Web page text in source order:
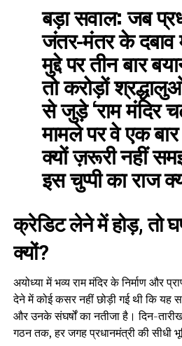
बड़ा सवाल:जब
जंतर-मंतर के
मुद्दे पर तीन बार
तो करोड़ों
से जुड़े ‘राम मंदिर
मामले पर वे एक बार
क्यों ज़रूरी नहीं
इस चुप्पी का राज
क्रेडिट लेने में होड़, तो
क्यों?
अयोध्या में भव्य राम मंदिर के निर्माण और
देने में कोई कसर नहीं छोड़ी गई थी कि यह
और उनके संघर्षों का नतीजा है। दिन-
गठन तक, हर जगह प्रधानमंत्री की सीधी